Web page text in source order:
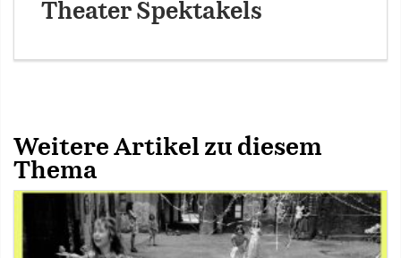
Theater Spektakels
Weitere Artikel zu diesem
Thema